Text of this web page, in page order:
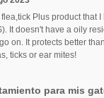
Plus product that
It doesn't have a oily
on. It protects better
ticks or ear mites!
para mis